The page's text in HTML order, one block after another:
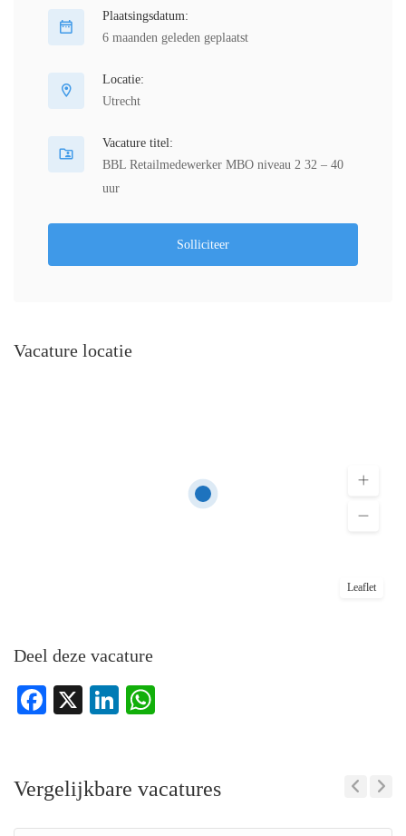
Plaatsingsdatum:
6 maanden geleden geplaatst
Locatie:
Utrecht
Vacature titel:
BBL Retailmedewerker MBO niveau 2 32 – 40
uur
Solliciteer
Vacature locatie
Leaflet
Deel deze vacature
Facebook
X LinkedIn
Vergelijkbare vacatures